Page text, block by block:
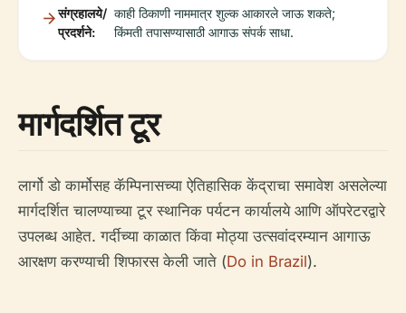
संग्रहालये/
प्रदर्शने:
काही ठिकाणी नाममात्र शुल्क आकारले जाऊ शकते;
किंमती तपासण्यासाठी आगाऊ संपर्क साधा.
मार्गदर्शित टूर
लार्गो डो कार्मोसह कॅम्पिनासच्या ऐतिहासिक केंद्राचा समावेश असलेल्या
मार्गदर्शित चालण्याच्या टूर स्थानिक पर्यटन कार्यालये आणि ऑपरेटरद्वारे
उपलब्ध आहेत. गर्दीच्या काळात किंवा मोठ्या उत्सवांदरम्यान आगाऊ
आरक्षण करण्याची शिफारस केली जाते (Do in Brazil).